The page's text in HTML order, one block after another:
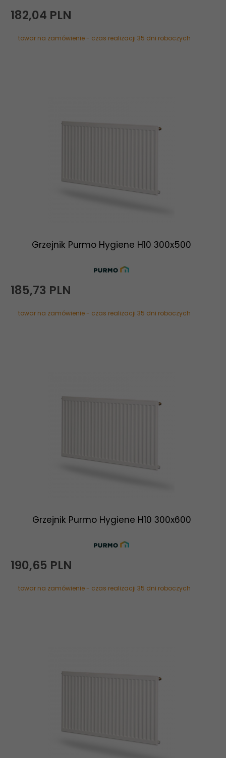
182,04 PLN
towar na zamówienie - czas realizacji 35 dni roboczych
Grzejnik Purmo Hygiene H10 300x500
185,73 PLN
towar na zamówienie - czas realizacji 35 dni roboczych
Grzejnik Purmo Hygiene H10 300x600
190,65 PLN
towar na zamówienie - czas realizacji 35 dni roboczych